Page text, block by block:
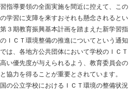
指導要領の全面実施を間近に控えて、この
学習に支障を来すおそれも懸念されるとい
３期教育振興基本計画を踏まえた新学習指
ＩＣＴ環境整備の推進についてという通知
は、各地方公共団体において学校のＩＣＴ
い優先度が与えられるよう、教育委員会の
協力を得ることが重要とされています。
の公立学校におけるＩＣＴ環境の整備状況